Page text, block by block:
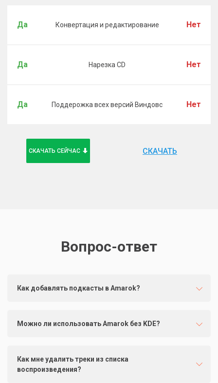
Да Конвертация и редактирование Нет
Да Нарезка CD Нет
Да Поддерожка всех версий Виндовс Нет
СКАЧАТЬ СЕЙЧАС СКАЧАТЬ
Вопрос-ответ
Как добавлять подкасты в Amarok?
Можно ли использовать Amarok без KDE?
Как мне удалить треки из списка
воспроизведения?